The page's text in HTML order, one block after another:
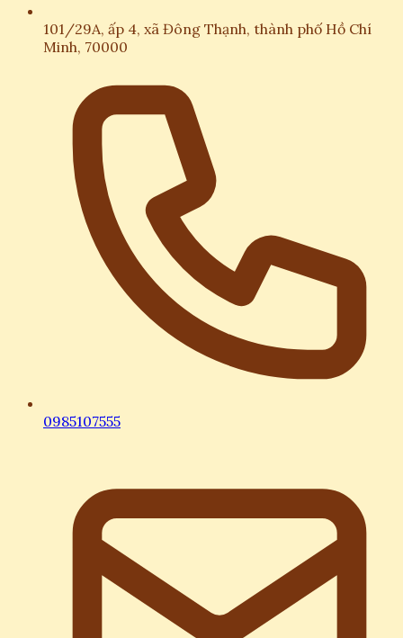
101/29A, ấp 4, xã Đông Thạnh, thành phố Hồ Chí
Minh, 70000
0985107555